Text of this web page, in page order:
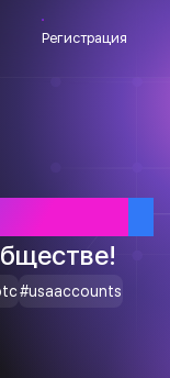
Регистрация
#usaaccounts